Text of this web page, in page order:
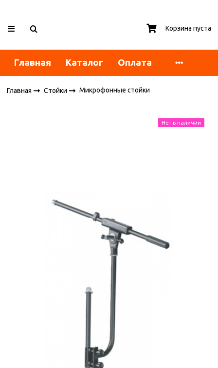
Корзина пуста
Главная Каталог Оплата
Главная Стойки Микрофонные стойки
Нет в наличии